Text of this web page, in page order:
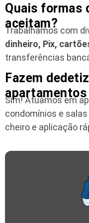
Quais formas
aceitam?
Trabalhamos com
dinheiro, Pix,
transferências
Fazem
Sim! Atuamos em
condomínios e
cheiro e aplicação